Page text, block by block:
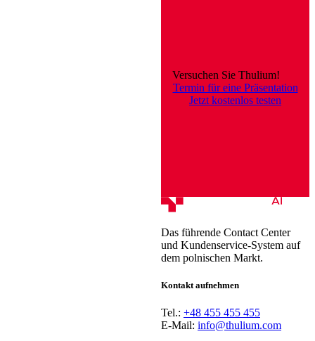
Versuchen Sie Thulium!
Termin für eine Präsentation
Jetzt kostenlos testen
Das führende Contact Center
und Kundenservice-System auf
dem polnischen Markt.
Kontakt aufnehmen
Tel.: +48 455 455 455
E-Mail: info@thulium.com